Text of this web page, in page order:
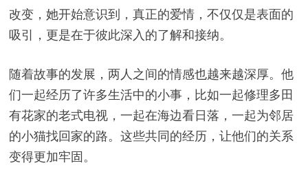
改变，她开始意识到，真正的爱情，不仅仅是表面的
吸引，更是在于彼此深入的了解和接纳。
随着故事的发展，两人之间的情感也越来越深厚。他
们一起经历了许多生活中的小事，比如一起修理多田
有花家的老式电视，一起在海边看日落，一起为邻居
的小猫找回家的路。这些共同的经历，让他们的关系
变得更加牢固。